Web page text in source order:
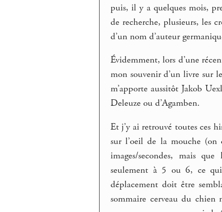
puis, il y a quelques mois,
de recherche, plusieurs, les
d’un nom d’auteur
Évidemment, lors d’une
mon souvenir d’un livre sur
m’apporte aussitôt Jakob
Deleuze ou d’Agamben.
Et j’y ai retrouvé toutes ces
sur l’oeil de la mouche (on
images/secondes, mais
seulement à 5 ou 6, ce
déplacement doit être
sommaire cerveau du chien